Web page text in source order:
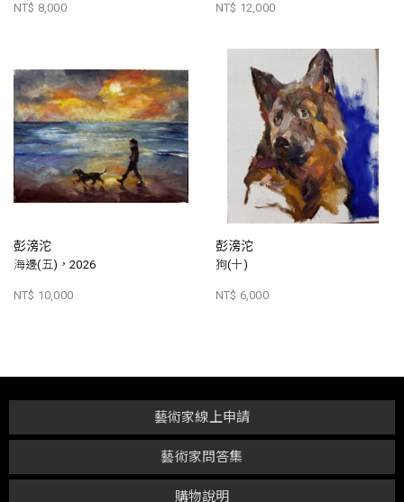
NT$ 8,000 NT$ 12,000
彭滂沱
海邊(五)，2026
NT$ 10,000
彭滂沱
狗(十)
NT$ 6,000
購物說明
藝術家問答集
藝術家線上申請